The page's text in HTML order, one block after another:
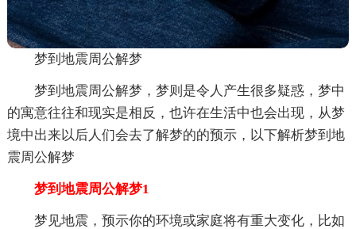
梦到地震周公解梦
梦到地震周公解梦，梦则是令人产生很多疑惑，梦中
的寓意往往和现实是相反，也许在生活中也会出现，从梦
境中出来以后人们会去了解梦的的预示，以下解析梦到地
震周公解梦
梦到地震周公解梦1
梦见地震，预示你的环境或家庭将有重大变化，比如